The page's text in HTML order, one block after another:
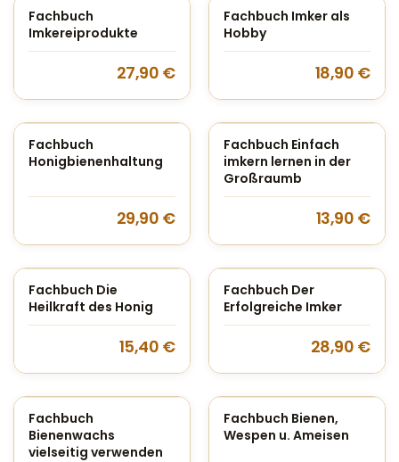
Fachbuch
Imkereiprodukte
27,90 €
Fachbuch Imker als
Hobby
18,90 €
Fachbuch
Honigbienenhaltung
29,90 €
Fachbuch Einfach
imkern lernen in der
Großraumb
13,90 €
Fachbuch Die
Heilkraft des Honig
15,40 €
Fachbuch Der
Erfolgreiche Imker
28,90 €
Fachbuch
Bienenwachs
vielseitig verwenden
Fachbuch Bienen,
Wespen u. Ameisen